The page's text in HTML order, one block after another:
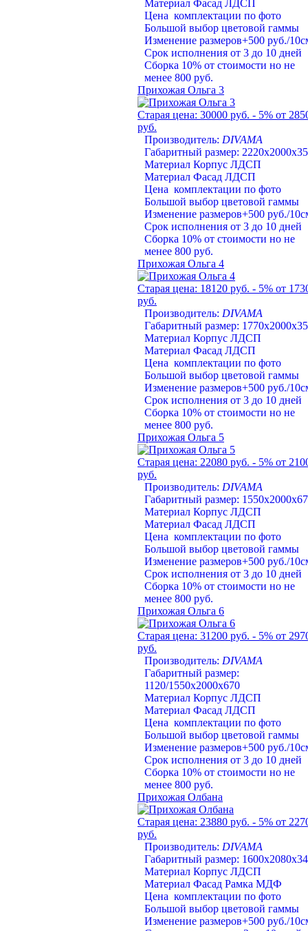
Материал Фасад ЛДСП
Цена комплектации по фото
Большой выбор цветовой гаммы
Изменение размеров+500 руб./
Срок исполнения от 3 до 10 дней
Сборка 10% от стоимости но не
менее 800 руб.
Прихожая Ольга 3
Старая цена: 30000 руб. - 5% от
руб.
Производитель: DIVAMA
Габаритный размер:
Материал Корпус ЛДСП
Материал Фасад ЛДСП
Цена комплектации по фото
Большой выбор цветовой гаммы
Изменение размеров+500 руб./
Срок исполнения от 3 до 10 дней
Сборка 10% от стоимости но не
менее 800 руб.
Прихожая Ольга 4
Старая цена: 18120 руб. - 5% от
руб.
Производитель: DIVAMA
Габаритный размер:
Материал Корпус ЛДСП
Материал Фасад ЛДСП
Цена комплектации по фото
Большой выбор цветовой гаммы
Изменение размеров+500 руб./
Срок исполнения от 3 до 10 дней
Сборка 10% от стоимости но не
менее 800 руб.
Прихожая Ольга 5
Старая цена: 22080 руб. - 5% от
руб.
Производитель: DIVAMA
Габаритный размер:
Материал Корпус ЛДСП
Материал Фасад ЛДСП
Цена комплектации по фото
Большой выбор цветовой гаммы
Изменение размеров+500 руб./
Срок исполнения от 3 до 10 дней
Сборка 10% от стоимости но не
менее 800 руб.
Прихожая Ольга 6
Старая цена: 31200 руб. - 5% от
руб.
Производитель: DIVAMA
Габаритный размер:
1120/1550х2000х670
Материал Корпус ЛДСП
Материал Фасад ЛДСП
Цена комплектации по фото
Большой выбор цветовой гаммы
Изменение размеров+500 руб./
Срок исполнения от 3 до 10 дней
Сборка 10% от стоимости но не
менее 800 руб.
Прихожая Олбана
Старая цена: 23880 руб. - 5% от
руб.
Производитель: DIVAMA
Габаритный размер:
Материал Корпус ЛДСП
Материал Фасад Рамка МДФ
Цена комплектации по фото
Большой выбор цветовой гаммы
Изменение размеров+500 руб./